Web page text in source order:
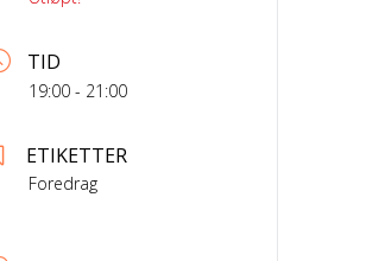
TID
19:00 - 21:00
ETIKETTER
Foredrag